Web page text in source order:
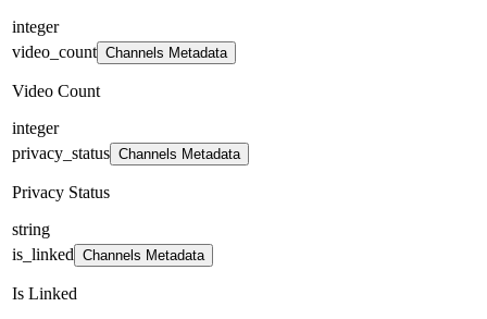
integer
video_count Channels Metadata
Video Count
integer
privacy_status Channels Metadata
Privacy Status
string
is_linked Channels Metadata
Is Linked